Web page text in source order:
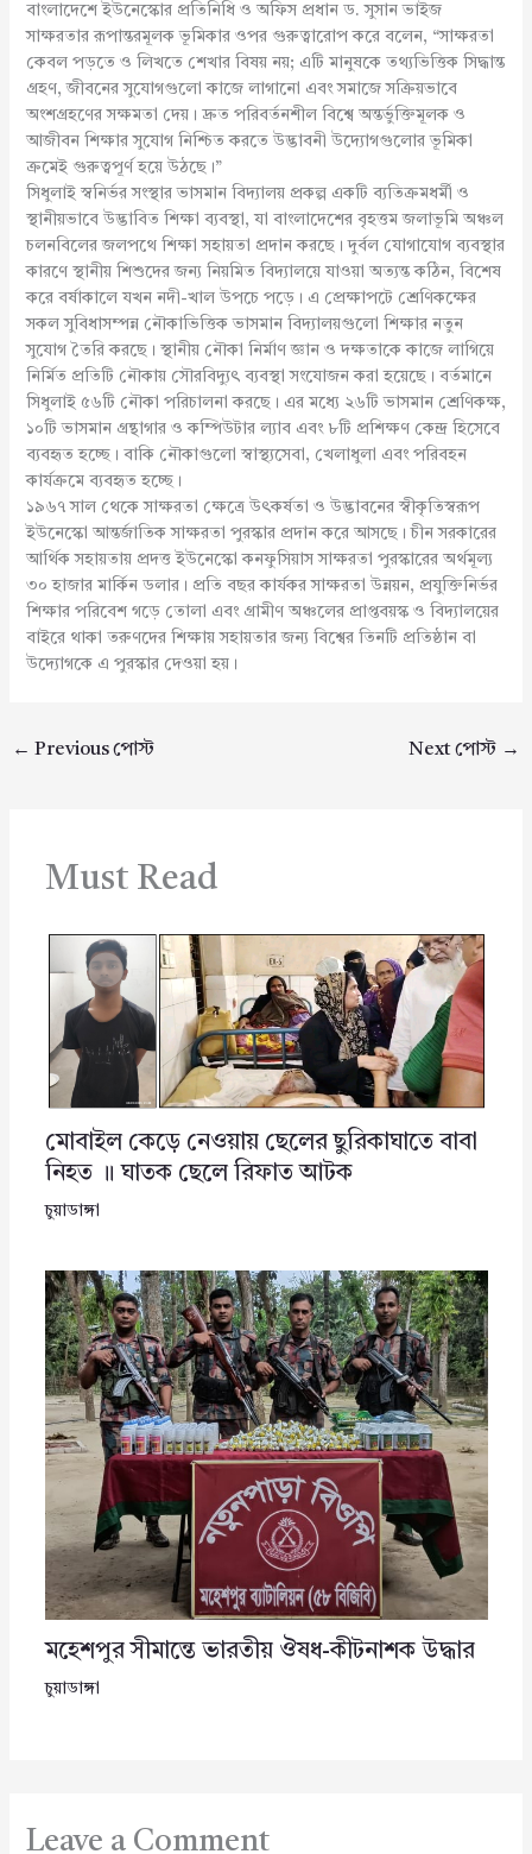
বাংলাদেশে ইউনেস্কোর প্রতিনিধি ও অফিস প্রধান ড. সুসান ভাইজ
সাক্ষরতার রূপান্তরমূলক ভূমিকার ওপর গুরুত্বারোপ করে বলেন, “সাক্ষরতা
কেবল পড়তে ও লিখতে শেখার বিষয় নয়; এটি মানুষকে তথ্যভিত্তিক সিদ্ধান্ত
গ্রহণ, জীবনের সুযোগগুলো কাজে লাগানো এবং সমাজে সক্রিয়ভাবে
অংশগ্রহণের সক্ষমতা দেয়। দ্রুত পরিবর্তনশীল বিশ্বে অন্তর্ভুক্তিমূলক ও
আজীবন শিক্ষার সুযোগ নিশ্চিত করতে উদ্ভাবনী উদ্যোগগুলোর ভূমিকা
ক্রমেই গুরুত্বপূর্ণ হয়ে উঠছে।”
সিধুলাই স্বনির্ভর সংস্থার ভাসমান বিদ্যালয় প্রকল্প একটি ব্যতিক্রমধর্মী ও
স্থানীয়ভাবে উদ্ভাবিত শিক্ষা ব্যবস্থা, যা বাংলাদেশের বৃহত্তম জলাভূমি অঞ্চল
চলনবিলের জলপথে শিক্ষা সহায়তা প্রদান করছে। দুর্বল যোগাযোগ ব্যবস্থার
কারণে স্থানীয় শিশুদের জন্য নিয়মিত বিদ্যালয়ে যাওয়া অত্যন্ত কঠিন, বিশেষ
করে বর্ষাকালে যখন নদী-খাল উপচে পড়ে। এ প্রেক্ষাপটে শ্রেণিকক্ষের
সকল সুবিধাসম্পন্ন নৌকাভিত্তিক ভাসমান বিদ্যালয়গুলো শিক্ষার নতুন
সুযোগ তৈরি করছে। স্থানীয় নৌকা নির্মাণ জ্ঞান ও দক্ষতাকে কাজে লাগিয়ে
নির্মিত প্রতিটি নৌকায় সৌরবিদ্যুৎ ব্যবস্থা সংযোজন করা হয়েছে। বর্তমানে
সিধুলাই ৫৬টি নৌকা পরিচালনা করছে। এর মধ্যে ২৬টি ভাসমান শ্রেণিকক্ষ,
১০টি ভাসমান গ্রন্থাগার ও কম্পিউটার ল্যাব এবং ৮টি প্রশিক্ষণ কেন্দ্র হিসেবে
ব্যবহৃত হচ্ছে। বাকি নৌকাগুলো স্বাস্থ্যসেবা, খেলাধুলা এবং পরিবহন
কার্যক্রমে ব্যবহৃত হচ্ছে।
১৯৬৭ সাল থেকে সাক্ষরতা ক্ষেত্রে উৎকর্ষতা ও উদ্ভাবনের স্বীকৃতিস্বরূপ
ইউনেস্কো আন্তর্জাতিক সাক্ষরতা পুরস্কার প্রদান করে আসছে। চীন সরকারের
আর্থিক সহায়তায় প্রদত্ত ইউনেস্কো কনফুসিয়াস সাক্ষরতা পুরস্কারের অর্থমূল্য
৩০ হাজার মার্কিন ডলার। প্রতি বছর কার্যকর সাক্ষরতা উন্নয়ন, প্রযুক্তিনির্ভর
শিক্ষার পরিবেশ গড়ে তোলা এবং গ্রামীণ অঞ্চলের প্রাপ্তবয়স্ক ও বিদ্যালয়ের
বাইরে থাকা তরুণদের শিক্ষায় সহায়তার জন্য বিশ্বের তিনটি প্রতিষ্ঠান বা
উদ্যোগকে এ পুরস্কার দেওয়া হয়।
← Previous পোস্ট Next পোস্ট →
Must Read
মোবাইল কেড়ে নেওয়ায় ছেলের ছুরিকাঘাতে বাবা
নিহত ॥ ঘাতক ছেলে রিফাত আটক
চুয়াডাঙ্গা
মহেশপুর সীমান্তে ভারতীয় ঔষধ-কীটনাশক উদ্ধার
চুয়াডাঙ্গা
Leave a Comment